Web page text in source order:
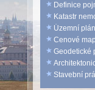
Definice
Katastr
Územní
Cenové
Geodetické
Stavební